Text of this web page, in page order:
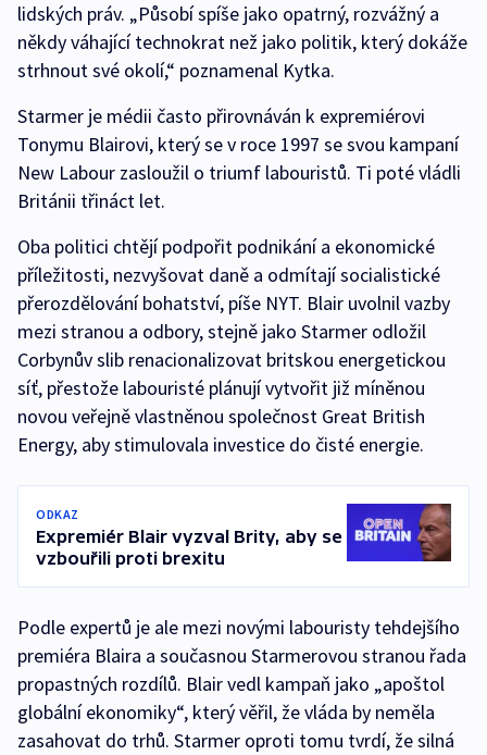
lidských práv. „Působí spíše jako opatrný, rozvážný a
někdy váhající technokrat než jako politik, který dokáže
strhnout své okolí,“ poznamenal Kytka.
Starmer je médii často přirovnáván k expremiérovi
Tonymu Blairovi, který se v roce 1997 se svou kampaní
New Labour zasloužil o triumf labouristů. Ti poté vládli
Británii třináct let.
Oba politici chtějí podpořit podnikání a ekonomické
příležitosti, nezvyšovat daně a odmítají socialistické
přerozdělování bohatství, píše NYT. Blair uvolnil vazby
mezi stranou a odbory, stejně jako Starmer odložil
Corbynův slib renacionalizovat britskou energetickou
síť, přestože labouristé plánují vytvořit již míněnou
novou veřejně vlastněnou společnost Great British
Energy, aby stimulovala investice do čisté energie.
ODKAZ
Expremiér Blair vyzval Brity, aby se
vzbouřili proti brexitu
Podle expertů je ale mezi novými labouristy tehdejšího
premiéra Blaira a současnou Starmerovou stranou řada
propastných rozdílů. Blair vedl kampaň jako „apoštol
globální ekonomiky“, který věřil, že vláda by neměla
zasahovat do trhů. Starmer oproti tomu tvrdí, že silná